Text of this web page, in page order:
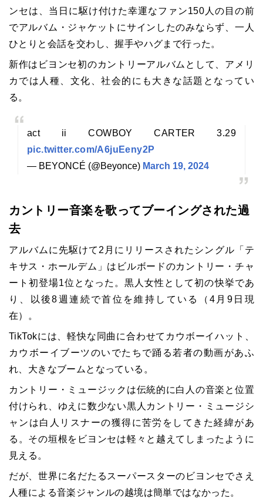
ンセは、当日に駆け付けた幸運なファン150人の目の前
でアルバム・ジャケットにサインしたのみならず、一人
ひとりと会話を交わし、握手やハグまで行った。
新作はビヨンセ初のカントリーアルバムとして、アメリ
カでは人種、文化、社会的にも大きな話題となってい
る。
act ii COWBOY CARTER 3.29
pic.twitter.com/A6juEeny2P
— BEYONCÉ (@Beyonce) March 19, 2024
カントリー音楽を歌ってブーイングされた過
去
アルバムに先駆けて2月にリリースされたシングル「テ
キサス・ホールデム」はビルボードのカントリー・チャ
ート初登場1位となった。黒人女性として初の快挙であ
り、以後8週連続で首位を維持している（4月9日現
在）。
TikTokには、軽快な同曲に合わせてカウボーイハット、
カウボーイブーツのいでたちで踊る若者の動画があふ
れ、大きなブームとなっている。
カントリー・ミュージックは伝統的に白人の音楽と位置
付けられ、ゆえに数少ない黒人カントリー・ミュージシ
ャンは白人リスナーの獲得に苦労をしてきた経緯があ
る。その垣根をビヨンセは軽々と越えてしまったように
見える。
だが、世界に名だたるスーパースターのビヨンセでさえ
人種による音楽ジャンルの越境は簡単ではなかった。